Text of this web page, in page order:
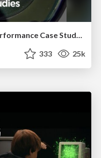
VelocityConf: Rendering Performance Case Studies
333 25k